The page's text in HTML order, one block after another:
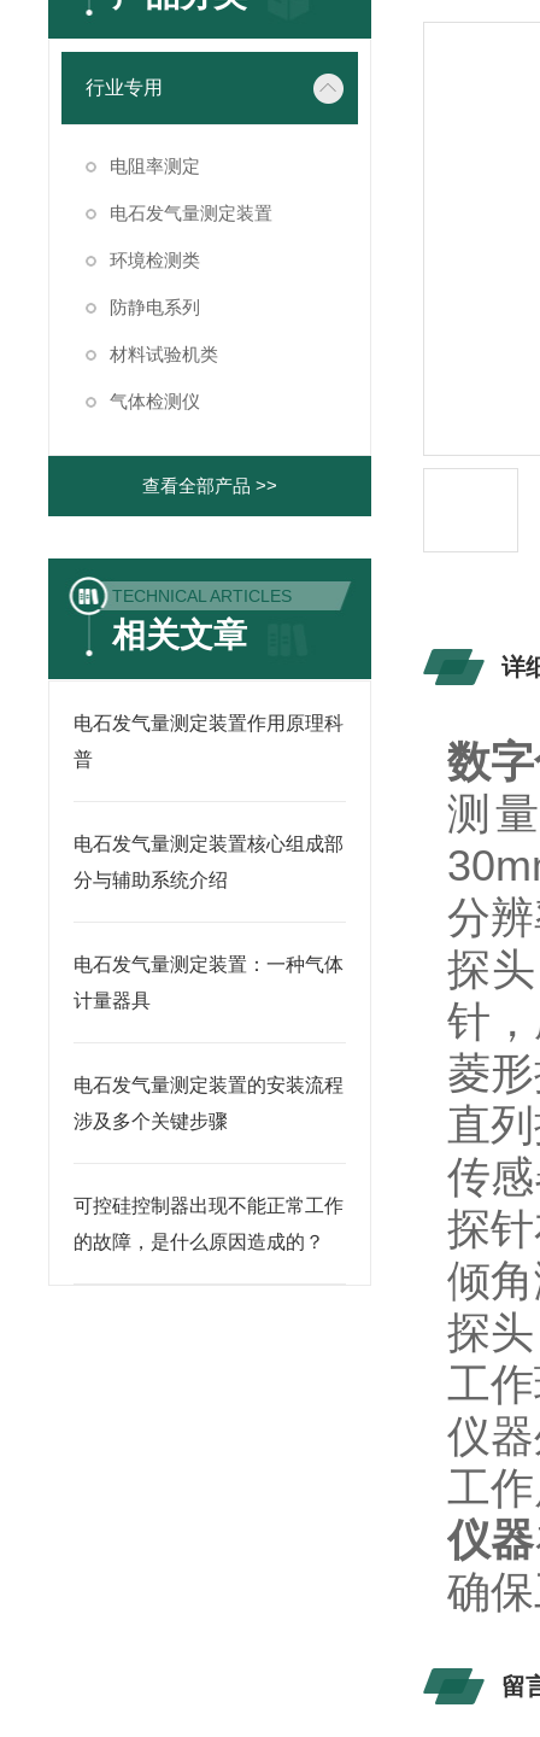
行业专用
电阻率测定
电石发气量测定装置
环境检测类
防静电系列
材料试验机类
气体检测仪
查看全部产品 >>
TECHNICAL ARTICLES
相关文章
电石发气量测定装置作用原理科
普
电石发气量测定装置核心组成部
分与辅助系统介绍
电石发气量测定装置：一种气体
计量器具
电石发气量测定装置的安装流程
涉及多个关键步骤
可控硅控制器出现不能正常工作
的故障，是什么原因造成的？
详
数
测
分
探
针
菱
直
传
探
倾
探
工
仪
工
仪器
确
留